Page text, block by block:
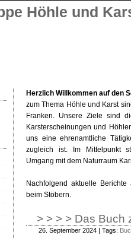
Höhle und
Herzlich Willkommen auf den
zum Thema Höhle und Karst
Franken. Unsere Ziele sind
Karsterscheinungen und
uns eine ehrenamtliche
zugleich ist. Im Mittelpunkt
Umgang mit dem Naturraum
Nachfolgend aktuelle
beim Stöbern.
> > > > Das Buch
26. September 2024 | Tags: